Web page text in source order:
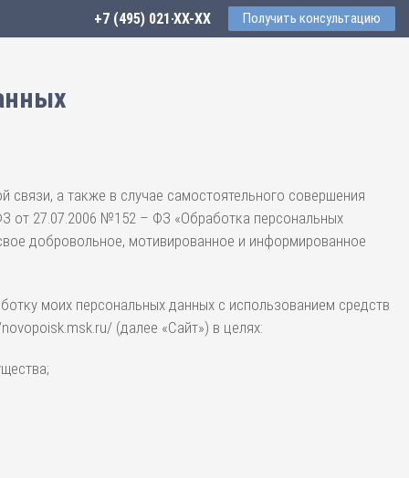
+7 (495) 021-41-76 Получить консультацию
а также в случае самостоятельного совершения
от 27.07.2006 №152 – ФЗ «Обработка персональных
добровольное, мотивированное и информированное
моих персональных данных с использованием средств
(далее «Сайт») в целях: